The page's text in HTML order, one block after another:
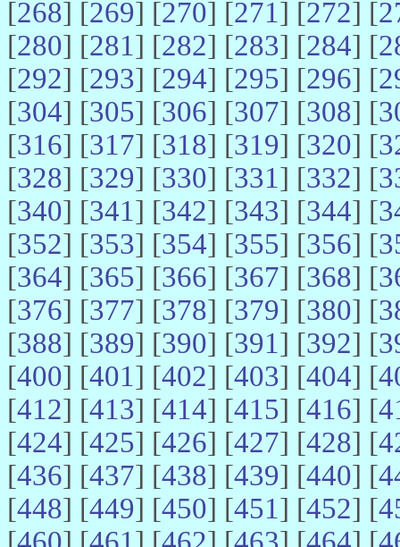
[268] [269] [270] [271] [272] [
[280] [281] [282] [283] [284] [
[292] [293] [294] [295] [296] [
[304] [305] [306] [307] [308] [
[316] [317] [318] [319] [320] [
[328] [329] [330] [331] [332] [
[340] [341] [342] [343] [344] [
[352] [353] [354] [355] [356] [
[364] [365] [366] [367] [368] [
[376] [377] [378] [379] [380] [
[388] [389] [390] [391] [392] [
[400] [401] [402] [403] [404] [
[412] [413] [414] [415] [416] [
[424] [425] [426] [427] [428] [
[436] [437] [438] [439] [440] [
[448] [449] [450] [451] [452] [